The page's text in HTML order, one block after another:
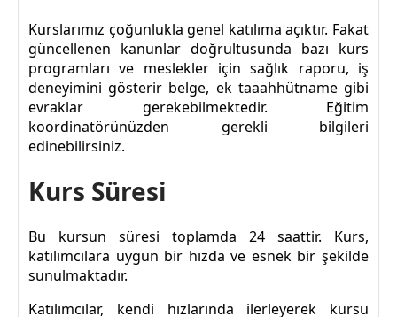
Kurslarımız çoğunlukla genel katılıma açıktır. Fakat
güncellenen kanunlar doğrultusunda bazı kurs
programları ve meslekler için sağlık raporu, iş
deneyimini gösterir belge, ek taaahhütname gibi
evraklar gerekebilmektedir. Eğitim
koordinatörünüzden gerekli bilgileri
edinebilirsiniz.
Kurs Süresi
Bu kursun süresi toplamda 24 saattir. Kurs,
katılımcılara uygun bir hızda ve esnek bir şekilde
sunulmaktadır.
Katılımcılar, kendi hızlarında ilerleyerek kursu